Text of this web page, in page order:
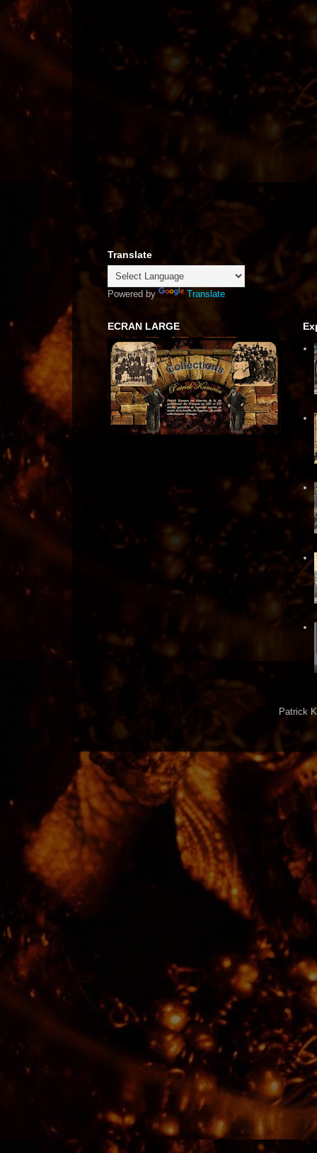
Translate
Powered by Translate
ECRAN LARGE
Patrick